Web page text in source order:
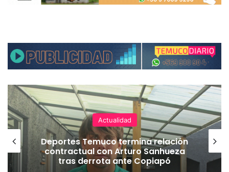
Actualidad
Deportes Temuco termina relación
contractual con Arturo Sanhueza
tras derrota ante Copiapó